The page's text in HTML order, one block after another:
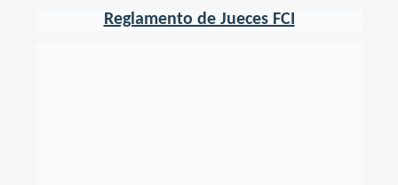
Reglamento de Jueces FCI